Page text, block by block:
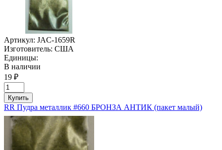
Артикул: JAC-1659R
Изготовитель: США
Единицы:
В наличии
19 ₽
Купить
RR Пудра металлик #660 БРОНЗА АНТИК (пакет малый)